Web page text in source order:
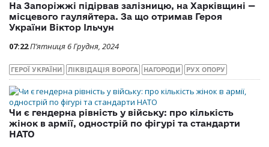
На Запоріжжі підірвав залізницю, на Харківщині —
місцевого гауляйтера. За що отримав Героя
України Віктор Ільчун
07:22П’ятниця 6 Грудня, 2024
ГЕРОЇ УКРАЇНИ ЛІКВІДАЦІЯ ВОРОГА НАГОРОДИ РУХ ОПОРУ
Чи є гендерна рівність у війську: про кількість
жінок в армії, однострій по фігурі та стандарти
НАТО